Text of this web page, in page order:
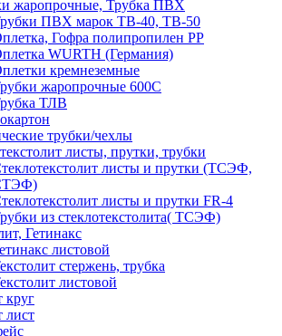
жаропрочные, Трубка ПВХ
ПВХ марок ТВ-40, ТВ-50
Гофра полипропилен PP
WURTH (Германия)
кремнеземные
жаропрочные 600С
ТЛВ
трубки/чехлы
листы, прутки, трубки
листы и прутки (ТСЭФ,
листы и прутки FR-4
из стеклотекстолита( ТСЭФ)
Гетинакс
листовой
стержень, трубка
листовой
круг
лист